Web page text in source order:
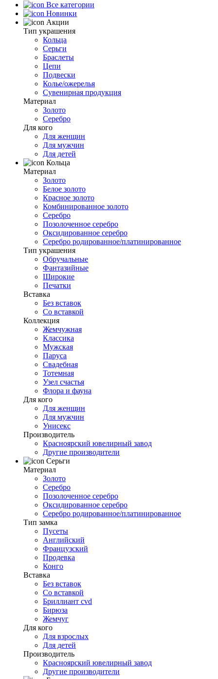
Все категории
Новинки
Акции
Тип украшения
Кольца
Серьги
Браслеты
Цепи
Подвески
Колье/ожерелья
Сувенирная продукция
Материал
Золото
Серебро
Для кого
Для женщин
Для мужчин
Для детей
Кольца
Материал
Золото
Белое золото
Красное золото
Комбинированное золото
Серебро
Позолоченное серебро
Оксидированное серебро
Серебро родированное/платинированное
Тип украшения
Обручальные
Фантазийные
Широкие
Печатки
Вставка
Без вставок
Со вставкой
Коллекция
Жемчужная
Классика
Мужская
Паруса
Свадебная
Тотемная
Узел счастья
Флора и фауна
Для кого
Для женщин
Для мужчин
Унисекс
Производитель
Красноярский ювелирный завод
Другие производители
Серьги
Материал
Золото
Серебро
Позолоченное серебро
Оксидированное серебро
Серебро родированное/платинированное
Тип замка
Пусеты
Английский
Французский
Продевка
Конго
Вставка
Без вставок
Со вставкой
Бриллиант cvd
Бирюза
Жемчуг
Для кого
Для взрослых
Для детей
Производитель
Красноярский ювелирный завод
Другие производители